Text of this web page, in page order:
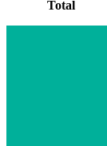
Total